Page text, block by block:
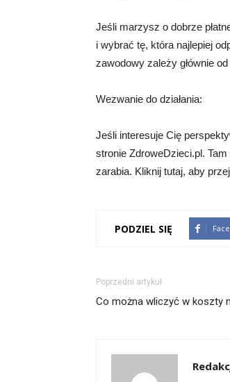
Jeśli marzysz o dobrze
i wybrać tę, która najlepiej
zawodowy zależy głównie
Wezwanie do działania:
Jeśli interesuje Cię
stronie ZdroweDzieci.pl.
zarabia. Kliknij tutaj, aby
PODZIEL SIĘ
Poprzedni artykuł
Co można wliczyć w koszty